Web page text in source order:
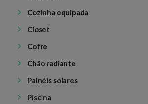
Cozinha equipada
Closet
Cofre
Chão radiante
Painéis solares
Piscina